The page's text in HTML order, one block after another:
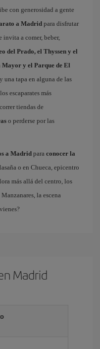
con generosidad a gente
a Madrid para disfrutar
invita a comer, beber,
del Prado, el Thyssen y el
Mayor y el Parque de El
una tapa en alguna de las
escaparates más
tiendas de
o perderse por las
a Madridpara conocer la
o en Chueca, epicentro
más allá del centro, los
la escena
Madrid